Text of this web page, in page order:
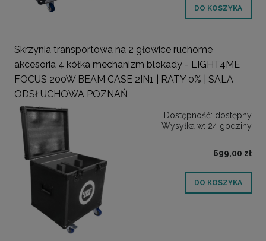
DO KOSZYKA
Skrzynia transportowa na 2 głowice ruchome
akcesoria 4 kółka mechanizm blokady - LIGHT4ME
FOCUS 200W BEAM CASE 2IN1 | RATY 0% | SALA
ODSŁUCHOWA POZNAŃ
Dostępność: dostępny
Wysyłka w: 24 godziny
699,00 zł
DO KOSZYKA